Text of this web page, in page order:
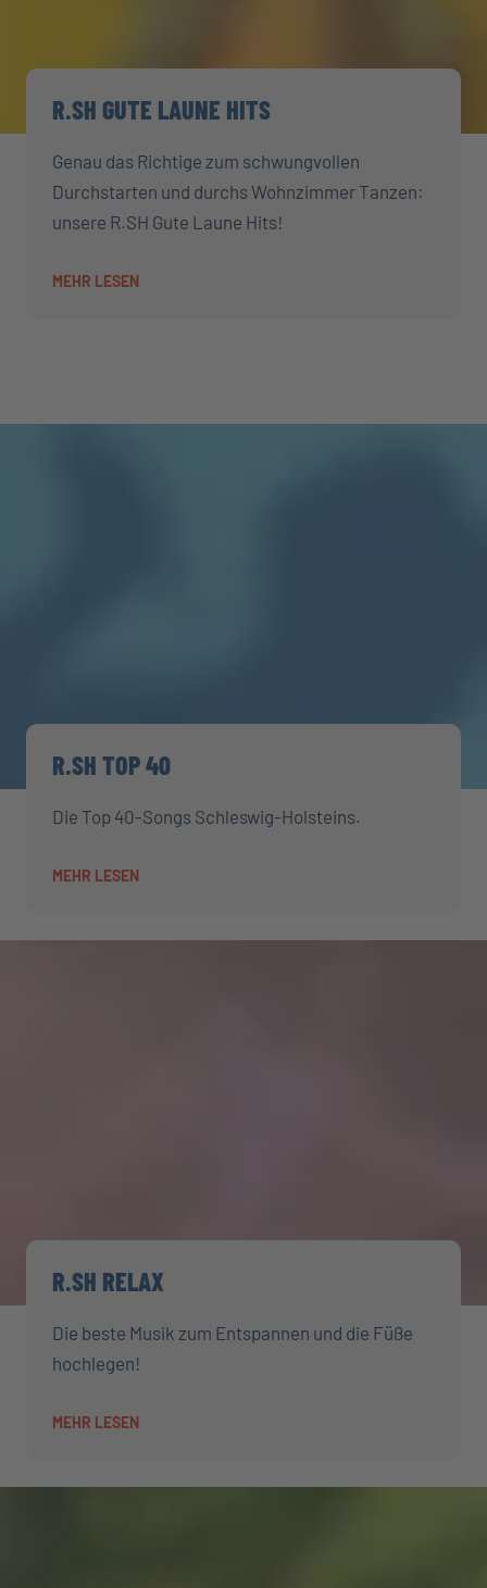
R.SH GUTE LAUNE HITS
Genau das Richtige zum schwungvollen
Durchstarten und durchs Wohnzimmer Tanzen:
unsere R.SH Gute Laune Hits!
MEHR LESEN
R.SH TOP 40
Die Top 40-Songs Schleswig-Holsteins.
MEHR LESEN
R.SH RELAX
Die beste Musik zum Entspannen und die Füße
hochlegen!
MEHR LESEN